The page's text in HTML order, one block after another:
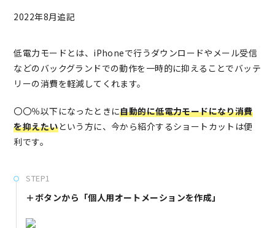
2022年8月追記
低電力モードとは、iPhoneで行うダウンロードやメール受信
などのバックグランドでの動作を一時的に抑えることでバッテ
リーの消費を軽減してくれます。
〇〇％以下になったときに自動的に低電力モードになり消費
を抑えたいという方に、今から紹介するショートカットは便
利です。
STEP1
＋ボタンから「個人用オートメーションを作成」